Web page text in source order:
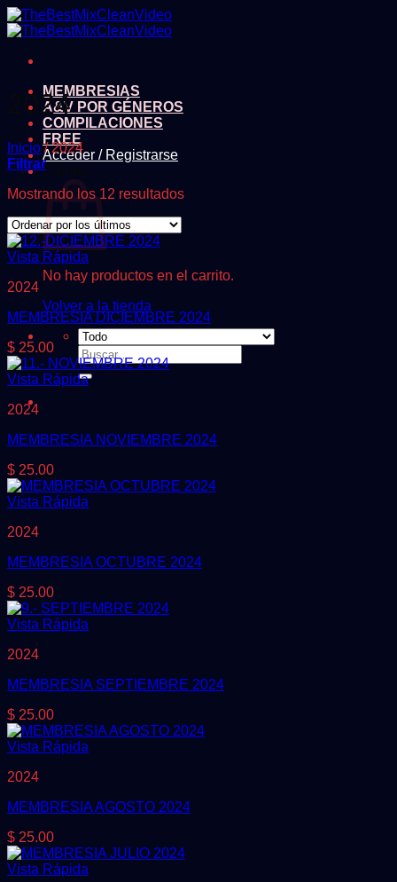
Saltar
al
MEMBRESIAS
A&V POR GÉNEROS
COMPILACIONES
FREE
Acceder / Registrarse
Carrito
No hay productos en el carrito.
Volver a la tienda
Buscar
por:
2024
Inicio /2024
Filtrar
Mostrando los 12 resultadosOrdenado
Vista Rápida
2024
MEMBRESIA DICIEMBRE 2024
$ 25.00
Vista Rápida
2024
MEMBRESIA NOVIEMBRE 2024
$ 25.00
Vista Rápida
2024
MEMBRESIA OCTUBRE 2024
$ 25.00
Vista Rápida
2024
MEMBRESIA SEPTIEMBRE 2024
$ 25.00
Vista Rápida
2024
MEMBRESIA AGOSTO 2024
$ 25.00
Vista Rápida